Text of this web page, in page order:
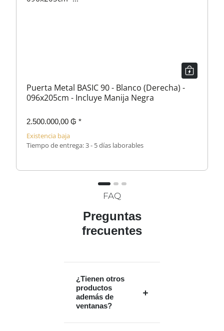
Puerta Metal BASIC 90 - Blanco (Derecha) -
096x205cm - Incluye Manija Negra
2.500.000,00 ₲ *
Existencia baja
Tiempo de entrega:3 - 5 días laborables
FAQ
Preguntas
frecuentes
¿Tienen otros
productos
además de
ventanas?